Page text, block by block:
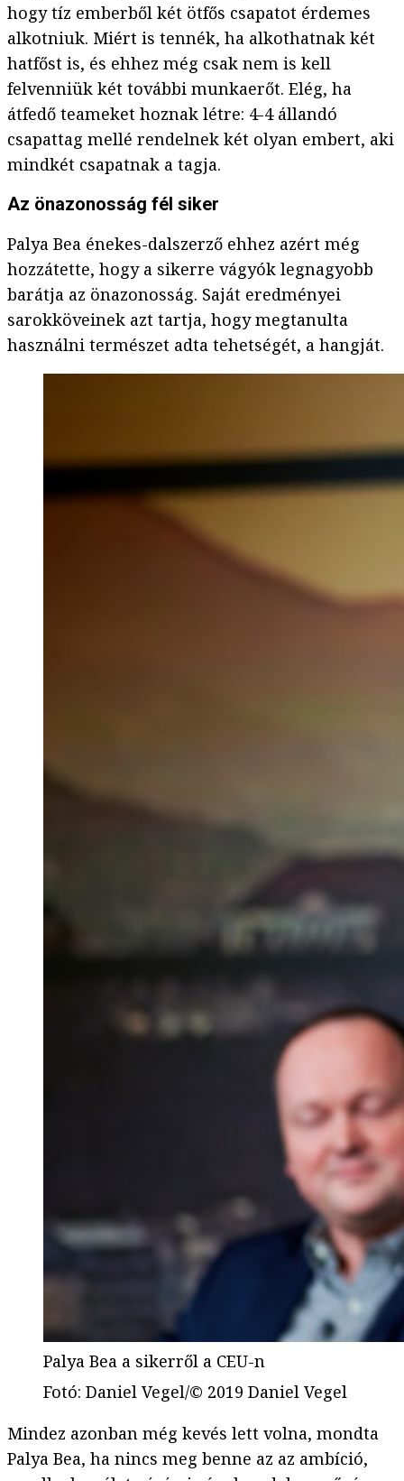
hogy tíz emberből két ötfős csapatot érdemes
alkotniuk. Miért is tennék, ha alkothatnak két
hatfőst is, és ehhez még csak nem is kell
felvenniük két további munkaerőt. Elég, ha
átfedő teameket hoznak létre: 4-4 állandó
csapattag mellé rendelnek két olyan embert, aki
mindkét csapatnak a tagja.
Az önazonosság fél siker
Palya Bea énekes-dalszerző ehhez azért még
hozzátette, hogy a sikerre vágyók legnagyobb
barátja az önazonosság. Saját eredményei
sarokköveinek azt tartja, hogy megtanulta
használni természet adta tehetségét, a hangját.
Palya Bea a sikerről a CEU-n
Fotó: Daniel Vegel/© 2019 Daniel Vegel
Mindez azonban még kevés lett volna, mondta
Palya Bea, ha nincs meg benne az az ambíció,